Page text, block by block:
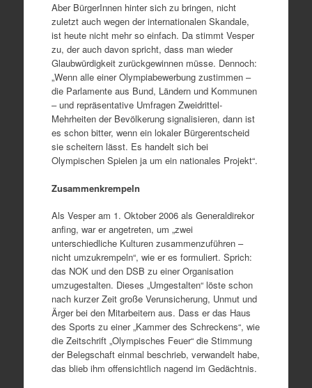
Aber BürgerInnen hinter sich zu bringen, nicht
zuletzt auch wegen der internationalen Skandale,
ist heute nicht mehr so einfach. Da stimmt Vesper
zu, der auch davon spricht, dass man wieder
Glaubwürdigkeit zurückgewinnen müsse. Dennoch:
„Wenn alle einer Olympiabewerbung zustimmen –
die Parlamente aus Bund, Ländern und Kommunen
– und repräsentative Umfragen Zweidrittel-
Mehrheiten der Bevölkerung signalisieren, dann ist
es schon bitter, wenn ein lokaler Bürgerentscheid
sie scheitern lässt. Es handelt sich bei
Olympischen Spielen ja um ein nationales Projekt“.
Zusammenkrempeln
Als Vesper am 1. Oktober 2006 als Generaldirekor
anfing, war er angetreten, um „zwei
unterschiedliche Kulturen zusammenzuführen –
nicht umzukrempeln“, wie er es formuliert. Sprich:
das NOK und den DSB zu einer Organisation
umzugestalten. Dieses „Umgestalten“ löste schon
nach kurzer Zeit große Verunsicherung, Unmut und
Ärger bei den Mitarbeitern aus. Dass er das Haus
des Sports zu einer „Kammer des Schreckens“, wie
die Zeitschrift „Olympisches Feuer“ die Stimmung
der Belegschaft einmal beschrieb, verwandelt habe,
das blieb ihm offensichtlich nagend im Gedächtnis.